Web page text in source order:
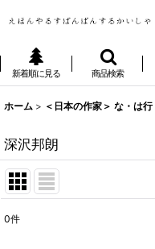
新着順に見る 商品検索
ホーム > ＜日本の作家＞ な・は行
深沢邦朗
0件